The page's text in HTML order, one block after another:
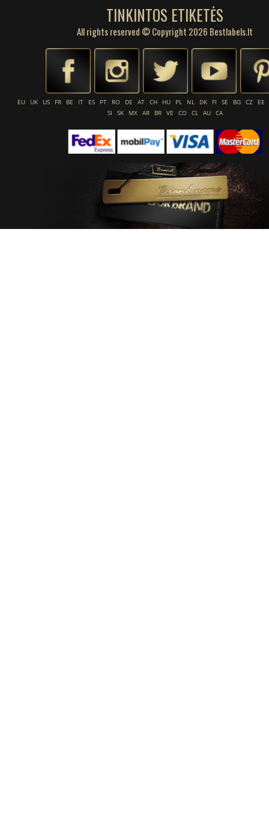
TINKINTOS ETIKETĖS
All rights reserved © Copyright 2026 Bestlabels.lt
EU UK US FR BE IT ES PT RO DE AT CH HU PL NL DK FI SE BG CZ
EE
SI
SK MX AR BR VE CO CL AU CA